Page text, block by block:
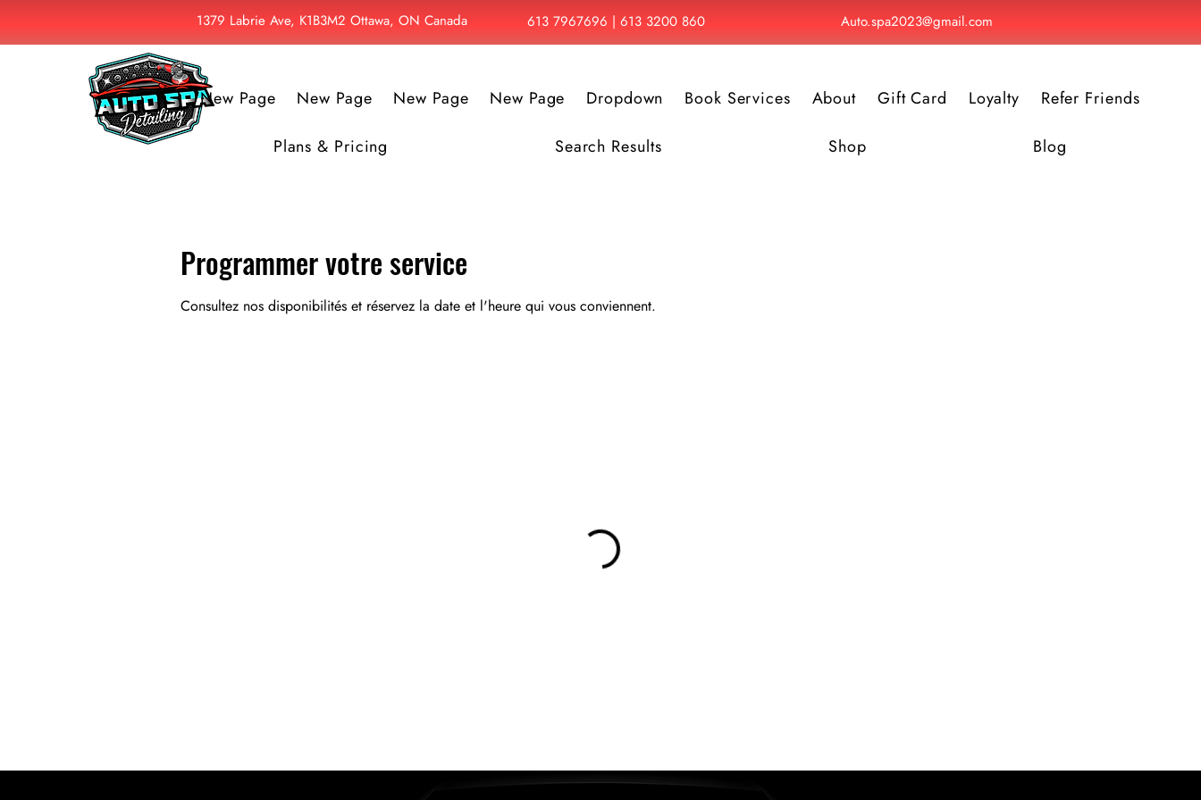
1379 Labrie Ave, K1B3M2 Ottawa, ON Canada 613 7967696 | 613 3200 860 Auto.spa2023@gmail.com
New Page New Page New Page New Page Dropdown Book Services About Gift Card Loyalty Refer Friends
Plans & Pricing Search Results Shop Blog
Programmer votre service
Consultez nos disponibilités et réservez la date et l'heure qui vous conviennent.